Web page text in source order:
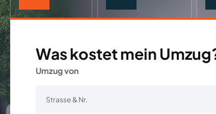
Was kostet mein
Umzug von